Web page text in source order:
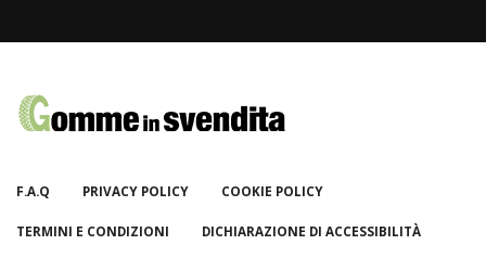
F.A.Q PRIVACY POLICY COOKIE POLICY
TERMINI E CONDIZIONI DICHIARAZIONE DI ACCESSIBILITÀ